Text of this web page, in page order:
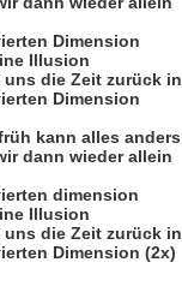
Dimension
Illusion
die Zeit zurück
Dimension
kann alles
dann wieder allein
dimension
Illusion
die Zeit zurück
Dimension (2x)